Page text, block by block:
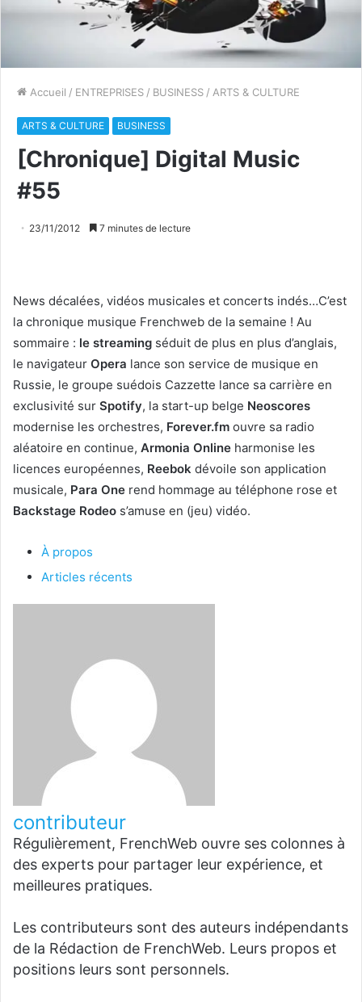
Accueil / ENTREPRISES / BUSINESS / ARTS & CULTURE
ARTS & CULTURE BUSINESS
[Chronique] Digital Music
#55
23/11/2012 7 minutes de lecture
News décalées, vidéos musicales et concerts indés…C’est
la chronique musique Frenchweb de la semaine ! Au
sommaire : le streaming séduit de plus en plus d’anglais,
le navigateur Opera lance son service de musique en
Russie, le groupe suédois Cazzette lance sa carrière en
exclusivité sur Spotify, la start-up belge Neoscores
modernise les orchestres, Forever.fm ouvre sa radio
aléatoire en continue, Armonia Online harmonise les
licences européennes, Reebok dévoile son application
musicale, Para One rend hommage au téléphone rose et
Backstage Rodeo s’amuse en (jeu) vidéo.
À propos
Articles récents
contributeur
Régulièrement, FrenchWeb ouvre ses colonnes à
des experts pour partager leur expérience, et
meilleures pratiques.
Les contributeurs sont des auteurs indépendants
de la Rédaction de FrenchWeb. Leurs propos et
positions leurs sont personnels.